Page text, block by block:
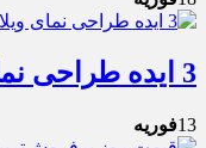
3 ایده طراحی نمای ویلا نئوکلاسیک
13فوریه